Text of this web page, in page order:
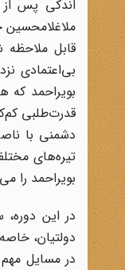
اندکی پس از
ملاغلامحسین
قابل ملاحظه
بی‌اعتمادی
بویراحمد
قدرت‌طلبی
دشمنی با
تیره‌های
بویراحمد
در این
دولتیان،
در مسایل مهم